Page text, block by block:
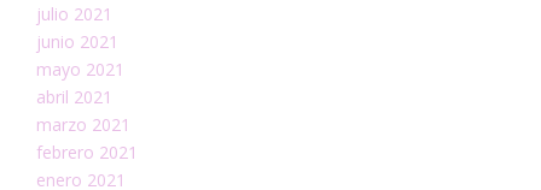
julio 2021
junio 2021
mayo 2021
abril 2021
marzo 2021
febrero 2021
enero 2021